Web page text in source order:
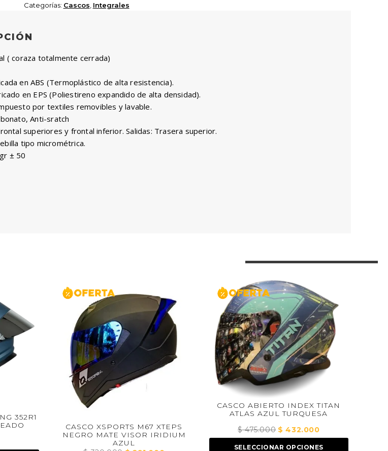
Categorías: Cascos Integrales
( coraza totalmente cerrada)
en ABS (Termoplástico de alta resistencia).
en EPS (Poliestireno expandido de alta densidad).
por textiles removibles y lavable.
Anti-sratch
superiores y frontal inferior. Salidas: Trasera superior.
tipo micrométrica.
± 50
XSPORTS M67 XTEPS
MATE VISOR IRIDIUM
CASCO ABIERTO INDEX TITAN
ATLAS AZUL TURQUESA
$475.000
precio
432.000El
precio
SELECCIONAR OPCIONES
CASCO INTEGRAL
JASPER GRIS